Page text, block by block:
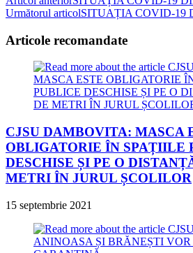
more
articles
Următorul articolSITUAȚIA COVID-19
Articole recomandate
CJSU DAMBOVITA: MASCA
OBLIGATORIE ÎN SPAȚIILE
DESCHISE ȘI PE O
METRI ÎN JURUL ȘCOLILOR
15 septembrie 2021